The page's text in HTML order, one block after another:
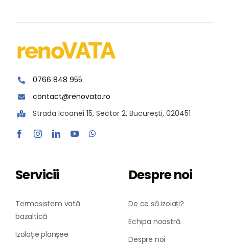
0766 848 955
contact@renovata.ro
Strada Icoanei 15, Sector 2, București, 020451
Servicii
Termosistem vată
bazaltică
Izolaţie planșee
Despre noi
De ce să izolați?
Echipa noastră
Despre noi